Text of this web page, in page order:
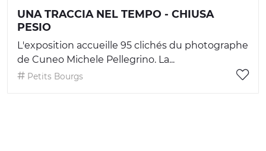
UNA TRACCIA NEL TEMPO - CHIUSA
PESIO
L'exposition accueille 95 clichés du photographe
de Cuneo Michele Pellegrino. La...
Petits Bourgs